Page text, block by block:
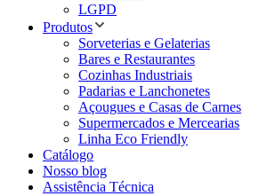
LGPD
Produtos
Sorveterias e Gelaterias
Bares e Restaurantes
Cozinhas Industriais
Padarias e Lanchonetes
Açougues e Casas de Carnes
Supermercados e Mercearias
Linha Eco Friendly
Catálogo
Nosso blog
Assistência Técnica